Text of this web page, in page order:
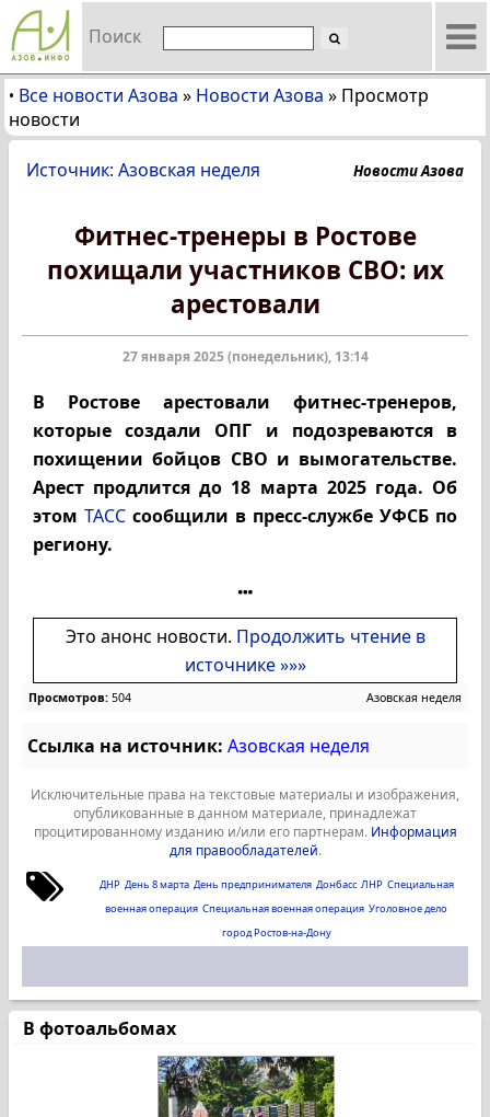
Поиск
• Все новости Азова » Новости Азова » Просмотр
новости
Источник: Азовская неделя Новости Азова
Фитнес-тренеры в Ростове
похищали участников СВО: их
арестовали
27 января 2025 (понедельник), 13:14
В Ростове арестовали фитнес-тренеров,
которые создали ОПГ и подозреваются в
похищении бойцов СВО и вымогательстве.
Арест продлится до 18 марта 2025 года. Об
этом ТАСС сообщили в пресс-службе УФСБ по
региону.
Это анонс новости. Продолжить чтение в
источнике »»»
Просмотров: 504 Азовская неделя
Ссылка на источник: Азовская неделя
Исключительные права на текстовые материалы и изображения,
опубликованные в данном материале, принадлежат
процитированному изданию и/или его партнерам. Информация
для правообладателей.
ДНР День 8 марта День предпринимателя Донбасс ЛНР Специальная
военная операция Специальная военная операция Уголовное дело
город Ростов-на-Дону
В фотоальбомах